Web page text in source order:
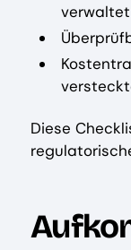
Diese